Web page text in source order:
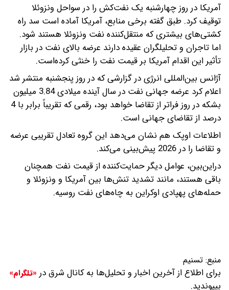
آمریکا در روز چهارشنبه یک نفت‌کش را در سواحل ونزوئلا
توقیف کرد. طبق گفته برخی منابع، آمریکا آماده است سد راه
کشتی‌های بیشتری که منتقل‌کننده نفت ونزوئلا هستند شود.
اما تاجران و تحلیلگران عقیده دارند عرضه بالای نفت در بازار
تأثیر این اقدام آمریکا بر قیمت نفت را خنثی کرده‌است.
آژانس بین‌المللی انرژی در گزارشی که در روز پنجشنبه منتشر شد
اعلام کرد عرضه جهانی نفت در سال آینده میلادی 3.84 میلیون
بشکه در روز فراتر از تقاضا خواهد بود، رقمی که تقریباً برابر با 4
درصد از تقاضای جهانی است.
اطلاعات اوپک هم نشان می‌دهد این گروه تعادل تقریبی عرضه
و تقاضا را در 2026 پیش‌بینی می‌کند.
دراین‌بین، عوامل دیگر حمایت‌کننده از قیمت نفت همچنان
باقی هستند، مانند تشدید تنش‌ها بین آمریکا و ونزوئلا و
حمله‌های پهپادی اوکراین به چاه‌های نفت روسیه.
منبع: تسنیم
برای اطلاع از آخرین اخبار و تحلیل‌ها به کانال شرق در «تلگرام»
بپیوندید.